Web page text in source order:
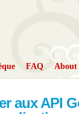
FAQ About
aux API